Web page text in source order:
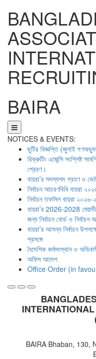
BAIRA
NOTICES & EVENTS:
ছুটির বিজ্ঞপ্তি (জুলাই
রিক্রুটিং এজেন্সি সংশ্লিষ্ট
প্রেরণ।
বায়রা’র সদস্যপদ গ্রহণ ও
নির্বাচন আচরণবিধি বায়রা
নির্বাচন তফসিল বায়রা
বায়রা’র 2026-2028 মেয়াদী
জন্য নির্বাচন বোর্ড ও
বায়রা’র আসন্ন নির্বাচন
প্রসঙ্গে
বৈদেশিক কর্মসংস্থান ও
অফিস আদেশ
Office Order (in
BAIRA Bhaban, 130,